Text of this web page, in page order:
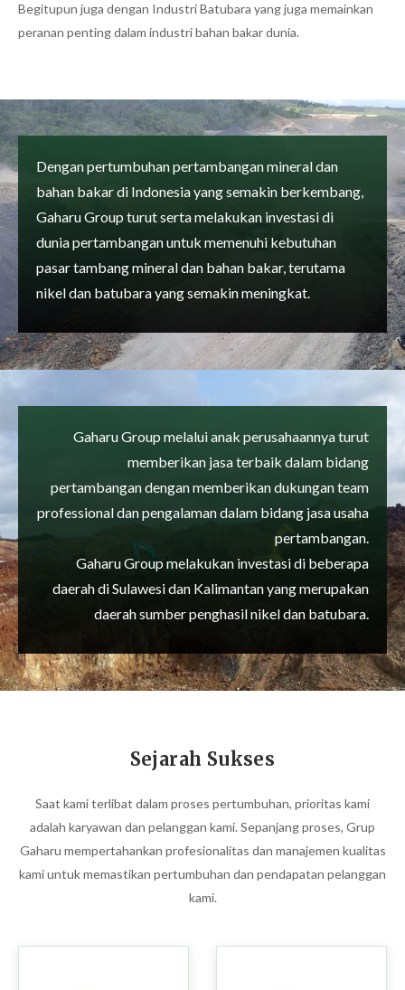
Begitupun juga dengan Industri Batubara yang juga memainkan
peranan penting dalam industri bahan bakar dunia.
Dengan pertumbuhan pertambangan mineral dan
bahan bakar di Indonesia yang semakin berkembang,
Gaharu Group turut serta melakukan investasi di
dunia pertambangan untuk memenuhi kebutuhan
pasar tambang mineral dan bahan bakar, terutama
nikel dan batubara yang semakin meningkat.
Gaharu Group melalui anak perusahaannya turut
memberikan jasa terbaik dalam bidang
pertambangan dengan memberikan dukungan team
professional dan pengalaman dalam bidang jasa usaha
pertambangan.
Gaharu Group melakukan investasi di beberapa
daerah di Sulawesi dan Kalimantan yang merupakan
daerah sumber penghasil nikel dan batubara.
Sejarah Sukses
Saat kami terlibat dalam proses pertumbuhan, prioritas kami
adalah karyawan dan pelanggan kami. Sepanjang proses, Grup
Gaharu mempertahankan profesionalitas dan manajemen kualitas
kami untuk memastikan pertumbuhan dan pendapatan pelanggan
kami.